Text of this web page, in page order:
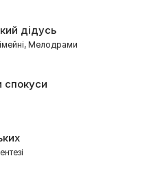
дідусь
Мелодрами
спокуси